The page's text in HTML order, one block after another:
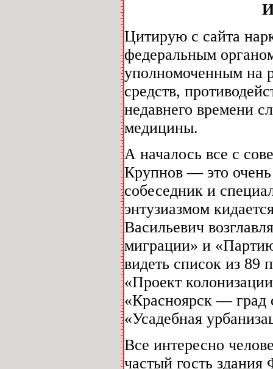
Цитирую с сайта
федеральным
уполномоченным на
средств,
недавнего времени
медицины.
А началось все с
Крупнов — это
собеседник и
энтузиазмом
Васильевич
миграции» и
видеть список из 89
«Проект
«Красноярск — град
«Усадебная
Все интересно
частый гость